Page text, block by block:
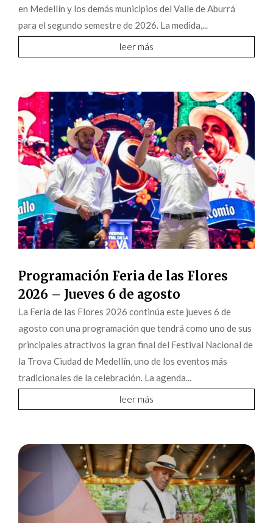
en Medellín y los demás municipios del Valle de Aburrá
para el segundo semestre de 2026. La medida,...
leer más
Programación Feria de las Flores
2026 – Jueves 6 de agosto
La Feria de las Flores 2026 continúa este jueves 6 de
agosto con una programación que tendrá como uno de sus
principales atractivos la gran final del Festival Nacional de
la Trova Ciudad de Medellín, uno de los eventos más
tradicionales de la celebración. La agenda...
leer más